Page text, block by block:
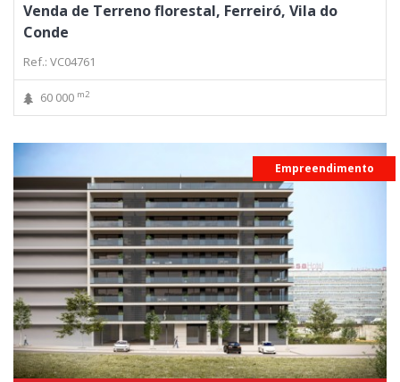
Venda de Terreno florestal, Ferreiró, Vila do
Conde
Ref.: VC04761
60 000 m2
Empreendimento